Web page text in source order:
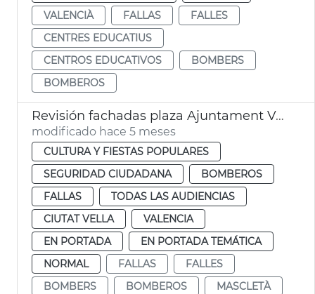
VALENCIÀ
FALLAS
FALLES
CENTRES EDUCATIUS
CENTROS EDUCATIVOS
BOMBERS
BOMBEROS
Revisión fachadas plaza Ajuntament València + Crida
modificado hace 5 meses
CULTURA Y FIESTAS POPULARES
SEGURIDAD CIUDADANA
BOMBEROS
FALLAS
TODAS LAS AUDIENCIAS
CIUTAT VELLA
VALENCIA
EN PORTADA
EN PORTADA TEMÁTICA
NORMAL
FALLAS
FALLES
BOMBERS
BOMBEROS
MASCLETÀ